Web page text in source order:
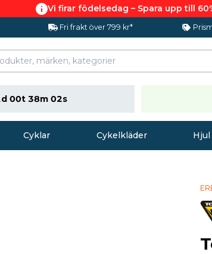
Vi firar födelsedag – Spara upp till
Fri frakt över 799 kr*
00t 38m 01s
Cyklar Cykelkläder Hjul